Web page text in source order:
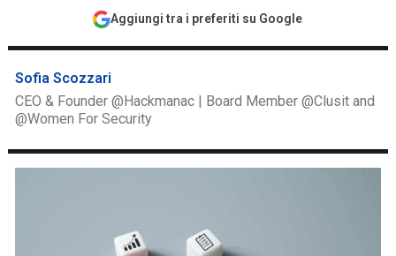
Aggiungi tra i preferiti su Google
Sofia Scozzari
CEO & Founder @Hackmanac | Board Member @Clusit and
@Women For Security